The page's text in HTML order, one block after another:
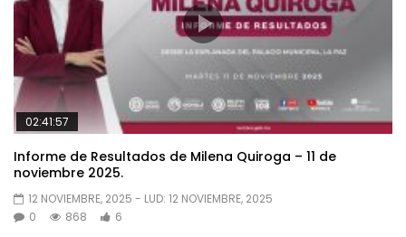
02:41:57
Informe de Resultados de Milena Quiroga – 11 de
noviembre 2025.
12 NOVIEMBRE, 2025 - LUD: 12 NOVIEMBRE, 2025
0
868 6